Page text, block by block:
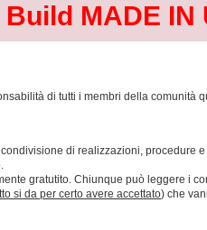
MADE IN
di tutti i membri della
di realizzazioni, procedure
gratutito. Chiunque può leggere i
si da per certo avere accettato) che